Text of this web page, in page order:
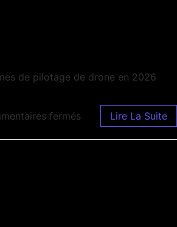
de pilotage de drone en 2026
fermés Lire La Suite